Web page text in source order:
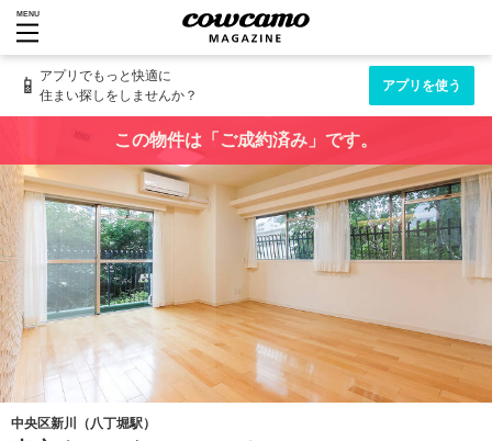
MENU
📱 アプリでもっと快適に
住まい探しをしませんか？
アプリを使う
この物件は「ご成約済み」です。
中央区新川（八丁堀駅）